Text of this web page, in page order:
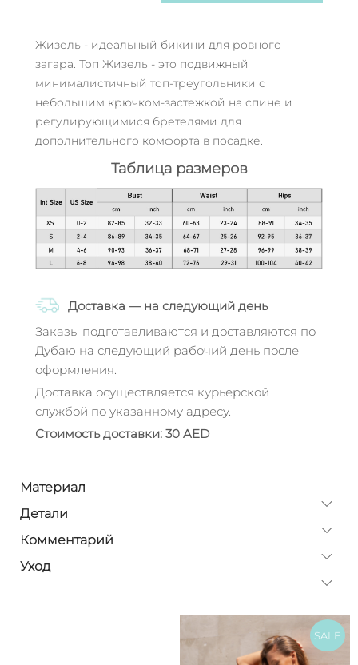
Жизель - идеальный бикини для ровного
загара. Топ Жизель - это подвижный
минималистичный топ-треугольники с
небольшим крючком-застежкой на спине и
регулирующимися бретелями для
дополнительного комфорта в посадке.
Таблица размеров
Доставка — на следующий день
Заказы подготавливаются и доставляются по
Дубаю на следующий рабочий день после
оформления.
Доставка осуществляется курьерской
службой по указанному адресу.
Стоимость доставки: 30 AED
Материал
Детали
Комментарий
Уход
SALE